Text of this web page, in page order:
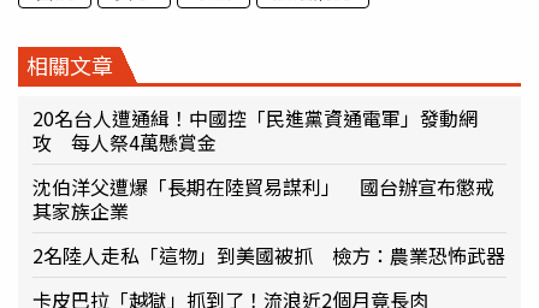
相關文章
20名台人遭通緝！中國控「民進黨資通電軍」發動網
攻 每人祭4萬懸賞金
沈伯洋父遭爆「長期在陸貿易謀利」 國台辦宣布懲戒
其家族企業
2名陸人走私「這物」到美國被抓 檢方：農業恐怖武器
卡皮巴拉「越獄」抓到了！流浪近2個月竟長肉